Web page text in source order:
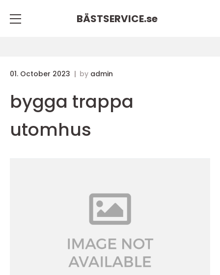
BÄSTSERVICE.se
01. October 2023 by admin
bygga trappa
utomhus